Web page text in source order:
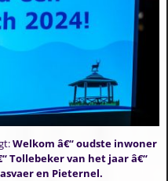
Welkom â€“ oudste inwoner
Tollebeker van het jaar â€“
en Pieternel.